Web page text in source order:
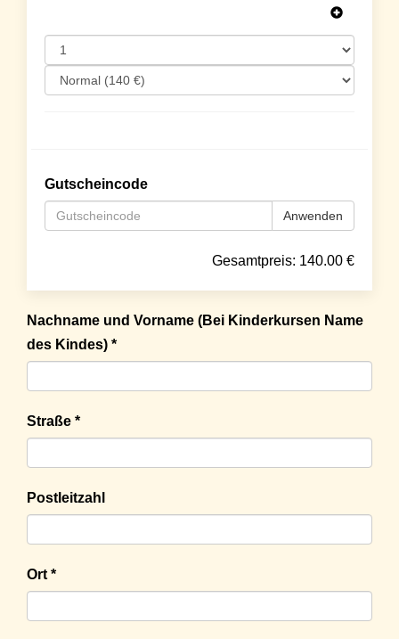
Gutscheincode
Anwenden
Gesamtpreis: 140.00 €
Nachname und Vorname (Bei Kinderkursen Name
des Kindes) *
Straße *
Postleitzahl
Ort *